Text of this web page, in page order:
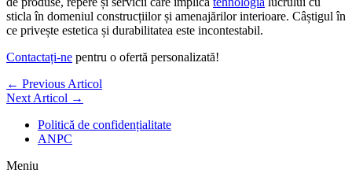
sticla în domeniul construcțiilor și amenajărilor interioare. Câștigul în
ce privește estetica și durabilitatea este incontestabil.
Contactați-ne pentru o ofertă personalizată!
← Previous Articol
Next Articol →
Politică de confidențialitate
ANPC
Meniu